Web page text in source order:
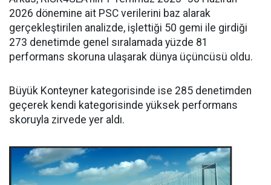
2026 dönemine ait PSC verilerini baz alarak
gerçekleştirilen analizde, işlettiği 50 gemi ile girdiği
273 denetimde genel sıralamada yüzde 81
performans skoruna ulaşarak dünya üçüncüsü oldu.
Büyük Konteyner kategorisinde ise 285 denetimden
geçerek kendi kategorisinde yüksek performans
skoruyla zirvede yer aldı.